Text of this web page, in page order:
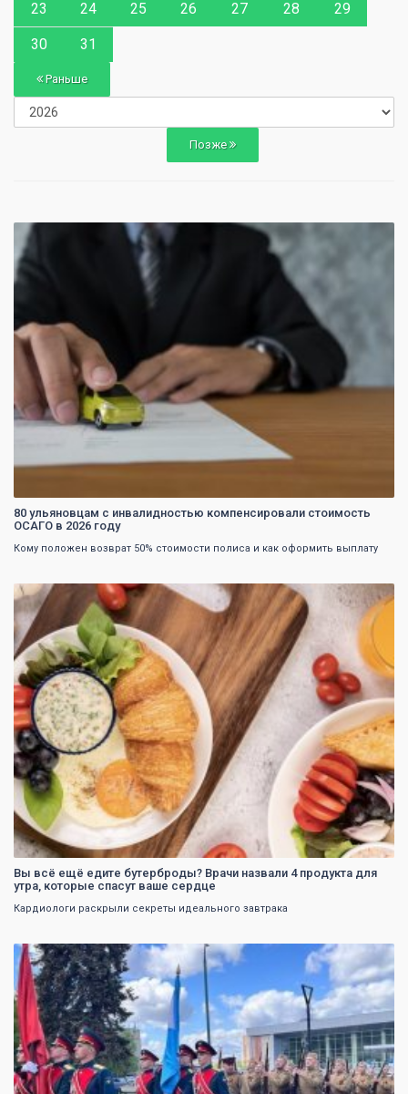
23 24 25 26 27 28 29
30 31
Раньше
Позже
80 ульяновцам с инвалидностью компенсировали стоимость
ОСАГО в 2026 году
Кому положен возврат 50% стоимости полиса и как оформить выплату
Вы всё ещё едите бутерброды? Врачи назвали 4 продукта для
утра, которые спасут ваше сердце
Кардиологи раскрыли секреты идеального завтрака
0